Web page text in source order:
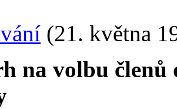
(21. května
na volbu